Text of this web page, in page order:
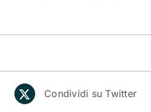
Condividi su Twitter